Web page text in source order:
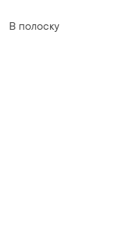
В полоску